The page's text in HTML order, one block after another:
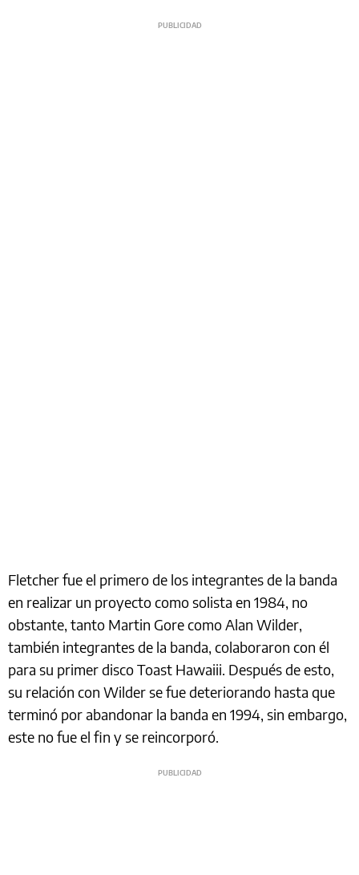
Fletcher fue el primero de los integrantes de la banda
en realizar un proyecto como solista en 1984, no
obstante, tanto Martin Gore como Alan Wilder,
también integrantes de la banda, colaboraron con él
para su primer disco Toast Hawaiii. Después de esto,
su relación con Wilder se fue deteriorando hasta que
terminó por abandonar la banda en 1994, sin embargo,
este no fue el fin y se reincorporó.